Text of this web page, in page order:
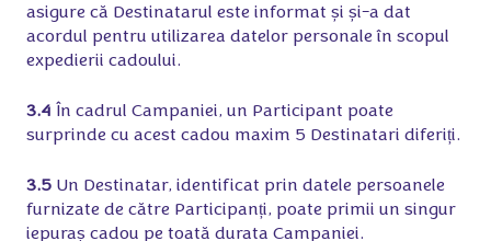
asigure că Destinatarul este informat și și-a dat
acordul pentru utilizarea datelor personale în scopul
expedierii cadoului.
3.4 În cadrul Campaniei, un Participant poate
surprinde cu acest cadou maxim 5 Destinatari diferiți.
3.5 Un Destinatar, identificat prin datele persoanele
furnizate de către Participanți, poate primii un singur
iepuraș cadou pe toată durata Campaniei.